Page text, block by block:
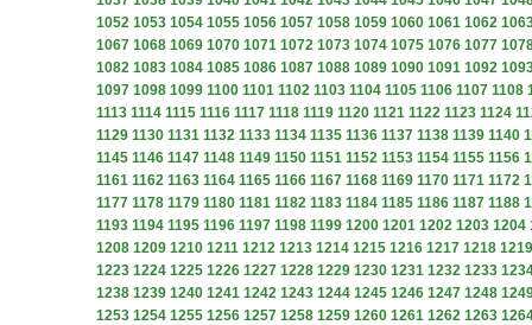
1052 1053 1054 1055 1056 1057 1058 1059 1060 1061 1062
1067 1068 1069 1070 1071 1072 1073 1074 1075 1076 1077
1082 1083 1084 1085 1086 1087 1088 1089 1090 1091 1092
1097 1098 1099 1100 1101 1102 1103 1104 1105 1106 1107 1108
1113 1114 1115 1116 1117 1118 1119 1120 1121 1122 1123 1124
1129 1130 1131 1132 1133 1134 1135 1136 1137 1138 1139 1140
1145 1146 1147 1148 1149 1150 1151 1152 1153 1154 1155 1156
1161 1162 1163 1164 1165 1166 1167 1168 1169 1170 1171 1172
1177 1178 1179 1180 1181 1182 1183 1184 1185 1186 1187 1188
1193 1194 1195 1196 1197 1198 1199 1200 1201 1202 1203 1204
1208 1209 1210 1211 1212 1213 1214 1215 1216 1217 1218 1219
1223 1224 1225 1226 1227 1228 1229 1230 1231 1232 1233
1238 1239 1240 1241 1242 1243 1244 1245 1246 1247 1248
1253 1254 1255 1256 1257 1258 1259 1260 1261 1262 1263